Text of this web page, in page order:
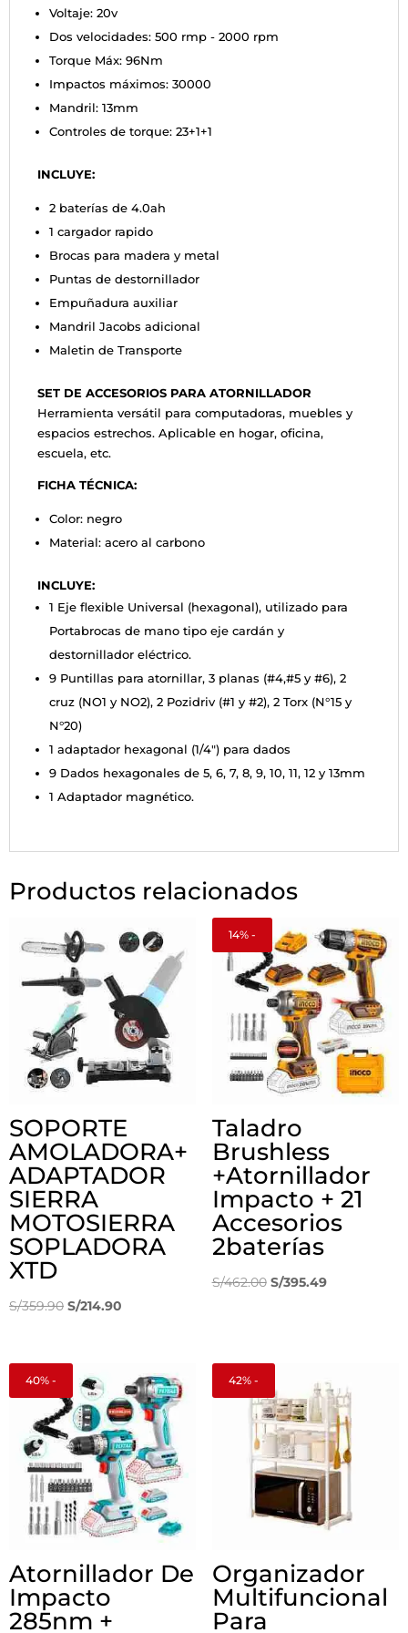
Voltaje: 20v
Dos velocidades: 500 rmp - 2000 rpm
Torque Máx: 96Nm
Impactos máximos: 30000
Mandril: 13mm
Controles de torque: 23+1+1
INCLUYE:
2 baterías de 4.0ah
1 cargador rapido
Brocas para madera y metal
Puntas de destornillador
Empuñadura auxiliar
Mandril Jacobs adicional
Maletin de Transporte
SET DE ACCESORIOS PARA ATORNILLADOR
Herramienta versátil para computadoras, muebles y
espacios estrechos. Aplicable en hogar, oficina,
escuela, etc.
FICHA TÉCNICA:
Color: negro
Material: acero al carbono
INCLUYE:
1 Eje flexible Universal (hexagonal), utilizado para
Portabrocas de mano tipo eje cardán y
destornillador eléctrico.
9 Puntillas para atornillar, 3 planas (#4,#5 y #6), 2
cruz (NO1 y NO2), 2 Pozidriv (#1 y #2), 2 Torx (N°15 y
N°20)
1 adaptador hexagonal (1/4") para dados
9 Dados hexagonales de 5, 6, 7, 8, 9, 10, 11, 12 y 13mm
1 Adaptador magnético.
Productos relacionados
SOPORTE
AMOLADORA+
ADAPTADOR
SIERRA
MOTOSIERRA
SOPLADORA
XTD
S/359.90 El
era:
S/359.90.
S/214.90
es:
S/214.90.
14% -
Taladro
Brushless
+Atornillador
Impacto + 21
Accesorios
2baterías
S/462.00 El
S/395.49El
40% -
Atornillador De
Impacto
285nm +
42% -
Organizador
Multifuncional
Para